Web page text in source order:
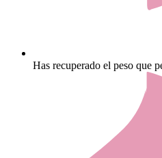
Has recuperado el peso que